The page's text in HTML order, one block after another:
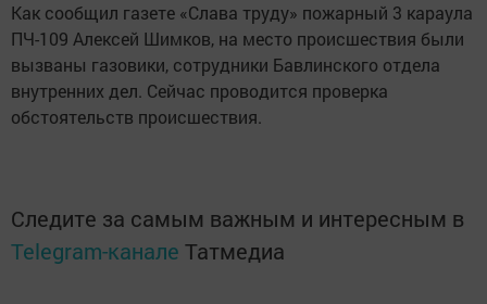
Как сообщил газете «Слава труду» пожарный 3 караула
ПЧ-109 Алексей Шимков, на место происшествия были
вызваны газовики, сотрудники Бавлинского отдела
внутренних дел. Сейчас проводится проверка
обстоятельств происшествия.
Следите за самым важным и интересным в
Telegram-канале Татмедиа